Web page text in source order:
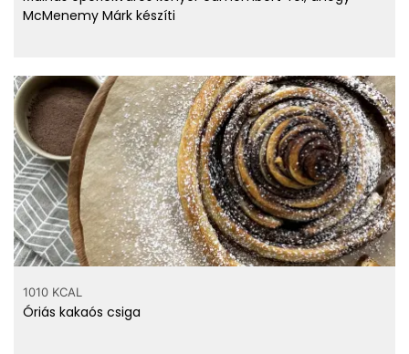
McMenemy Márk készíti
1010 KCAL
Óriás kakaós csiga